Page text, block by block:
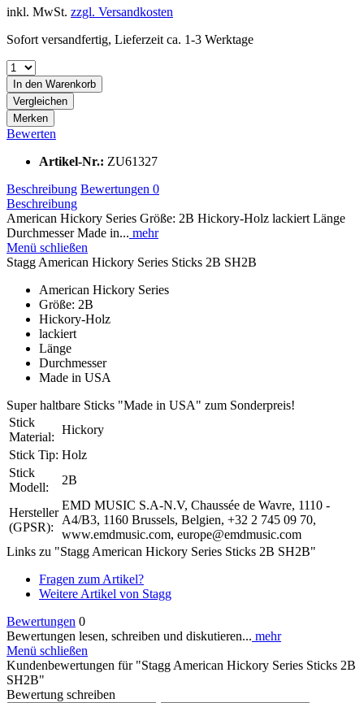
inkl. MwSt. zzgl. Versandkosten
Sofort versandfertig, Lieferzeit ca. 1-3 Werktage
In den Warenkorb
Vergleichen
Merken
Bewerten
Artikel-Nr.: ZU61327
Beschreibung Bewertungen 0
Beschreibung
American Hickory Series Größe: 2B Hickory-Holz lackiert Länge
Durchmesser Made in... mehr
Menü schließen
Stagg American Hickory Series Sticks 2B SH2B
American Hickory Series
Größe: 2B
Hickory-Holz
lackiert
Länge
Durchmesser
Made in USA
Super haltbare Sticks "Made in USA" zum Sonderpreis!
Stick
Material:
Hickory
Stick Tip: Holz
Stick
Modell:
2B
Hersteller
(GPSR):
EMD MUSIC S.A-N.V, Chaussée de Wavre, 1110 -
A4/B3, 1160 Brussels, Belgien, +32 2 745 09 70,
www.emdmusic.com, europe@emdmusic.com
Links zu "Stagg American Hickory Series Sticks 2B SH2B"
Fragen zum Artikel?
Weitere Artikel von Stagg
Bewertungen 0
Bewertungen lesen, schreiben und diskutieren... mehr
Menü schließen
Kundenbewertungen für "Stagg American Hickory Series Sticks 2B
SH2B"
Bewertung schreiben